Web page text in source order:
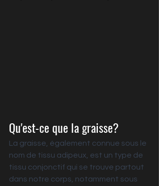
Qu'est-ce que la graisse?
La graisse, également connue sous le
nom de tissu adipeux, est un type de
tissu conjonctif qui se trouve partout
dans notre corps, notamment sous